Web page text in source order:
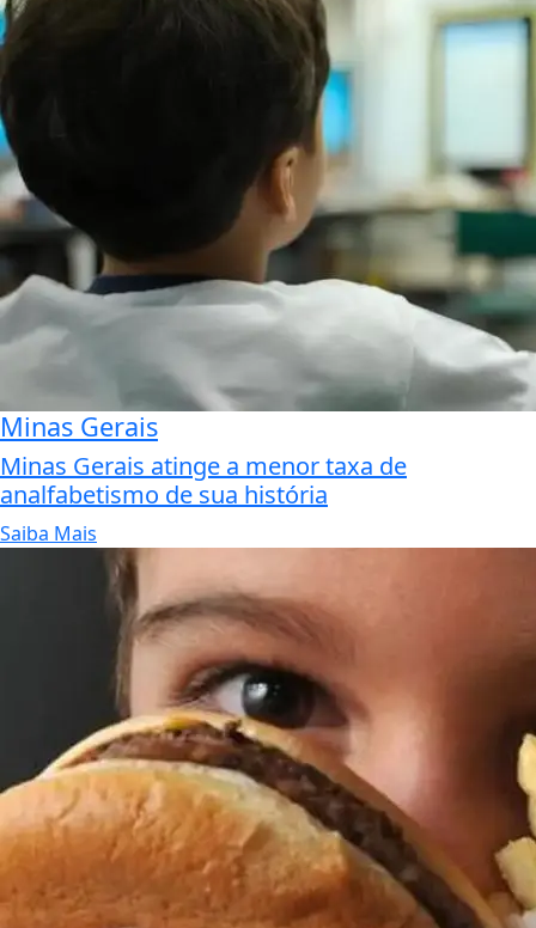
Minas Gerais
Minas Gerais atinge a menor taxa de
analfabetismo de sua história
Saiba Mais